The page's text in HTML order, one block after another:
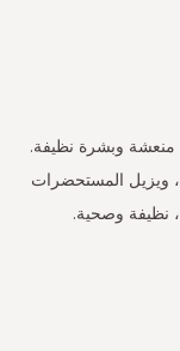
منعشة وبشرة نظيفة.
ويزيل المستحضرات
نظيفة وصحية.